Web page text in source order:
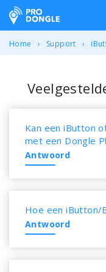
ProDongle
Home Support
Kan een iButton
met een Dongle
Antwoord
Hoe een iButton/
Antwoord